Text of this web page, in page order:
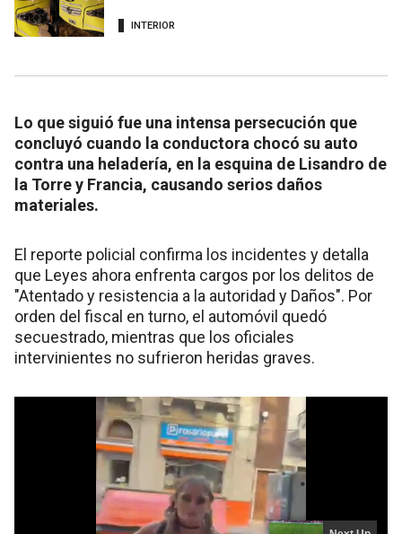
INTERIOR
Lo que siguió fue una intensa persecución que
concluyó cuando la conductora chocó su auto
contra una heladería, en la esquina de Lisandro de
la Torre y Francia, causando serios daños
materiales.
El reporte policial confirma los incidentes y detalla
que Leyes ahora enfrenta cargos por los delitos de
"Atentado y resistencia a la autoridad y Daños". Por
orden del fiscal en turno, el automóvil quedó
secuestrado, mientras que los oficiales
intervinientes no sufrieron heridas graves.